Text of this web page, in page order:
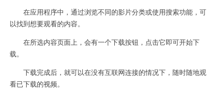
在应用程序中，通过浏览不同的影片分类或使用搜索功能，可
以找到想要观看的内容。
在所选内容页面上，会有一个下载按钮，点击它即可开始下
载。
下载完成后，就可以在没有互联网连接的情况下，随时随地观
看已下载的视频。